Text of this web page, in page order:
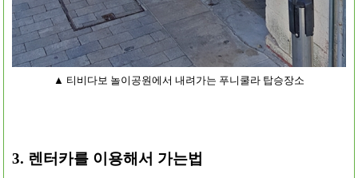
▲ 티비다보 놀이공원에서 내려가는 푸니쿨라 탑승장소
3. 렌터카를 이용해서 가는법